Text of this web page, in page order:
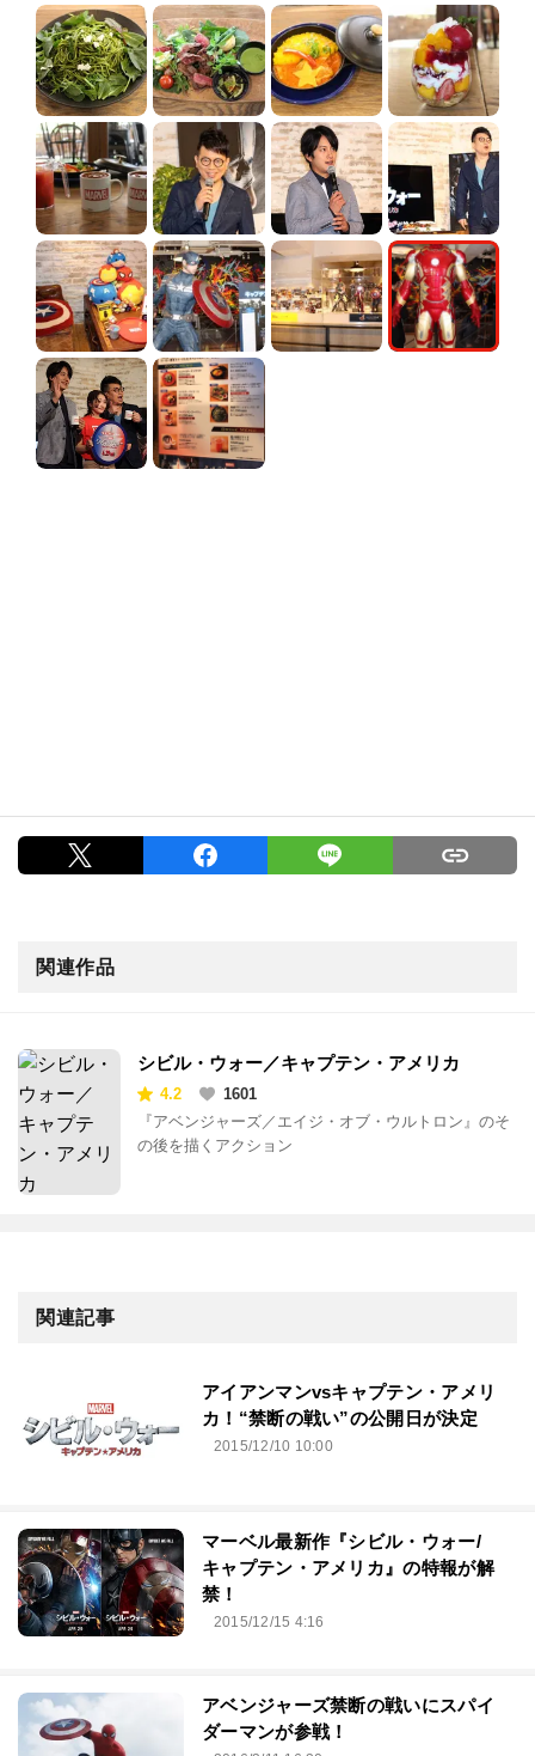
関連作品
シビル・ウォー／キャプテン・アメリカ
4.2
1601
『アベンジャーズ／エイジ・オブ・ウルトロン』のそ
の後を描くアクション
関連記事
アイアンマンvsキャプテン・アメリ
カ！“禁断の戦い”の公開日が決定
2015/12/10 10:00
マーベル最新作『シビル・ウォー/
キャプテン・アメリカ』の特報が解
禁！
2015/12/15 4:16
アベンジャーズ禁断の戦いにスパイ
ダーマンが参戦！